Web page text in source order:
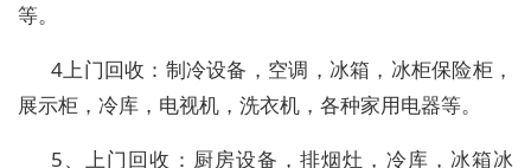
等。
4上门回收：制冷设备，空调，冰箱，冰柜保险柜，
展示柜，冷库，电视机，洗衣机，各种家用电器等。
5、上门回收：厨房设备，排烟灶，冷库，冰箱冰